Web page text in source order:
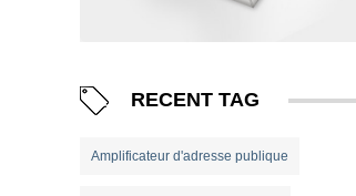
RECENT TAG
Amplificateur d'adresse publique